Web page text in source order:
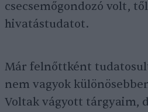
csecsemőgondozó volt,
hivatástudatot.
Már felnőttként
nem vagyok
Voltak vágyott tárgyaim,